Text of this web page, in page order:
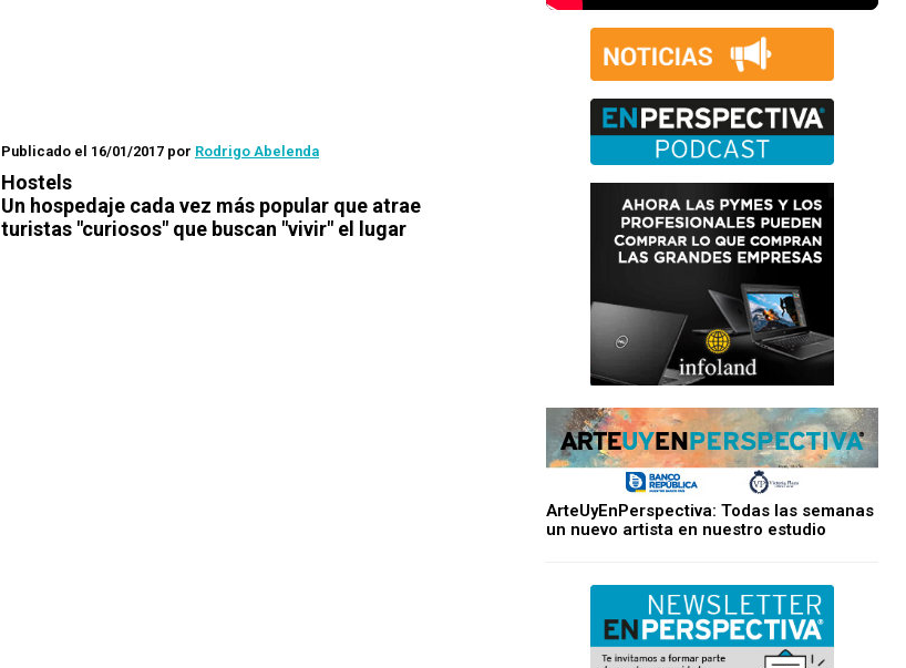
Publicado el 16/01/2017 por Rodrigo Abelenda
Hostels
Un hospedaje cada vez más popular que atrae
turistas "curiosos" que buscan "vivir" el lugar
ArteUyEnPerspectiva: Todas las semanas
un nuevo artista en nuestro estudio